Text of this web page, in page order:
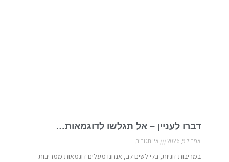
דברו לעניין – אל תגלשו לדוגמאות…
אפריל 9, 2026 אין תגובות
במריבות זוגיות, בלי לשים לב, אנחנו מעלים דוגמאות ממריבות